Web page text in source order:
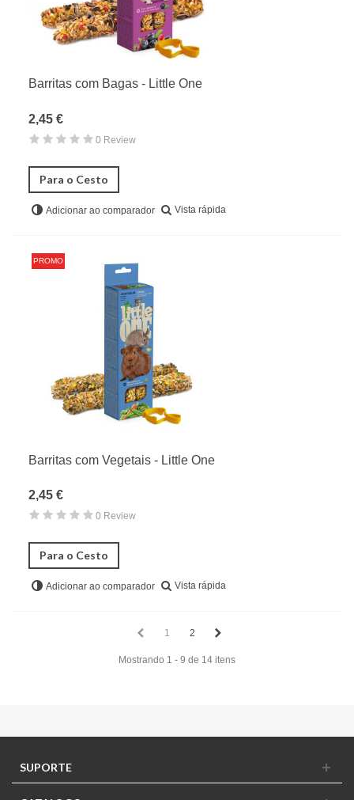
Barritas com Bagas - Little One
2,45 €
0 Review
Para o Cesto
Adicionar ao comparador Vista rápida
PROMO
Barritas com Vegetais - Little One
2,45 €
0 Review
Para o Cesto
Adicionar ao comparador Vista rápida
1 2
Mostrando 1 - 9 de 14 itens
SUPORTE